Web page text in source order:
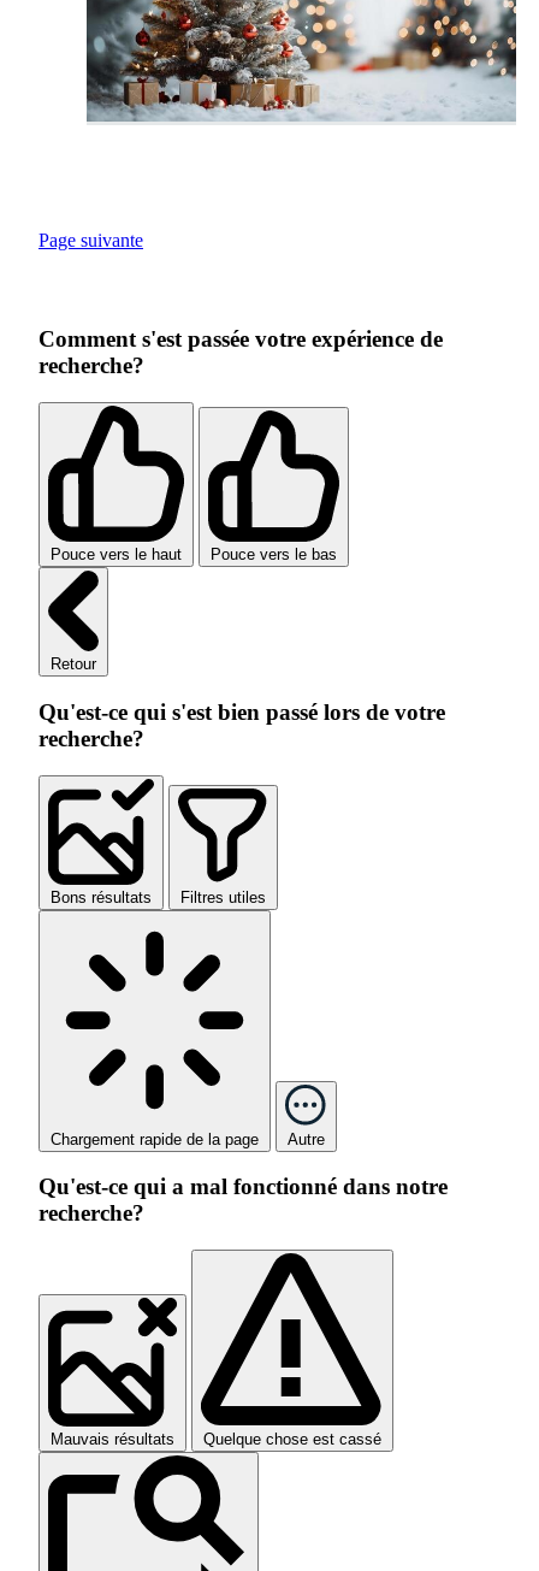
Page suivante
Comment s'est passée votre expérience de
recherche?
Pouce vers le haut Pouce vers le bas
Retour
Qu'est-ce qui s'est bien passé lors de votre
recherche?
Bons résultats Filtres utiles
Chargement rapide de la page Autre
Qu'est-ce qui a mal fonctionné dans notre
recherche?
Mauvais résultats Quelque chose est cassé